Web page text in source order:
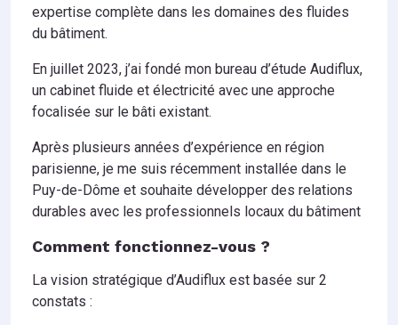
expertise complète dans les domaines des fluides
du bâtiment.
En juillet 2023, j’ai fondé mon bureau d’étude Audiflux,
un cabinet fluide et électricité avec une approche
focalisée sur le bâti existant.
Après plusieurs années d’expérience en région
parisienne, je me suis récemment installée dans le
Puy-de-Dôme et souhaite développer des relations
durables avec les professionnels locaux du bâtiment
Comment fonctionnez-vous ?
La vision stratégique d’Audiflux est basée sur 2
constats :